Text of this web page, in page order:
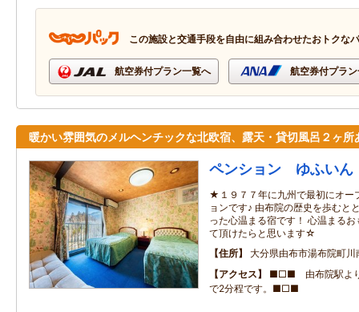
この施設と交通手段を自由に組み合わせたおトクな
航空券付プラン一覧へ 航空券付プラ
暖かい雰囲気のメルヘンチックな北欧宿、露天・貸切風呂２ヶ所
ペンション ゆふいん
★１９７７年に九州で最初にオー
ョンです♪ 由布院の歴史を歩むと
った心温まる宿です！ 心温まる
て頂けたらと思います☆
住所
大分県由布市湯布院町川
アクセス
■□■ 由布院駅より
で2分程です。■□■